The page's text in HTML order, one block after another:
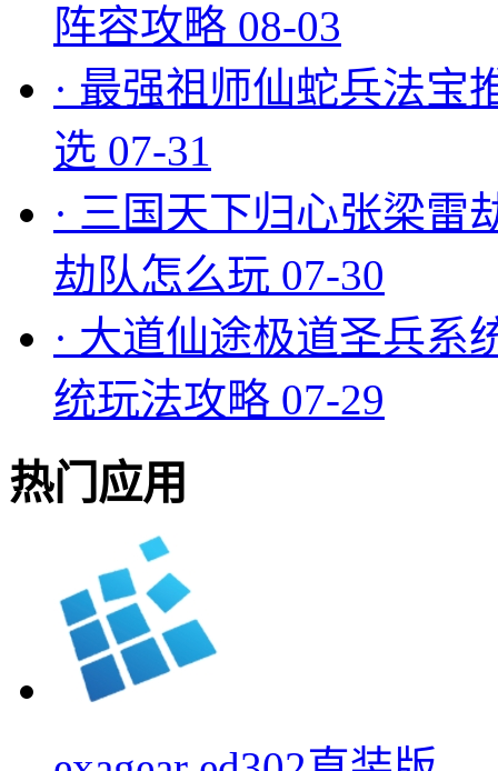
阵容攻略 08-03
· 最强祖师仙蛇兵法宝
选 07-31
· 三国天下归心张梁雷
劫队怎么玩 07-30
· 大道仙途极道圣兵系
统玩法攻略 07-29
热门应用